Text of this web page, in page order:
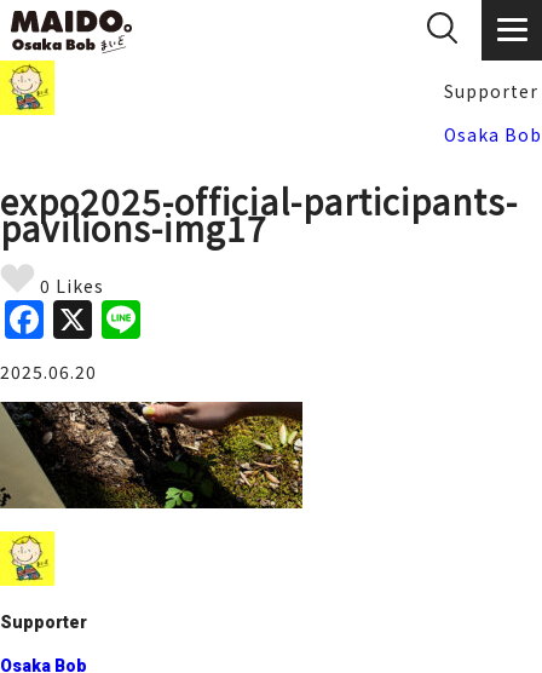
Supporter
Osaka Bob
expo2025-official-participants-
pavilions-img17
0 Likes
F
a
c
e
b
o
o
k
X
e
2025.06.20
Supporter
Osaka Bob